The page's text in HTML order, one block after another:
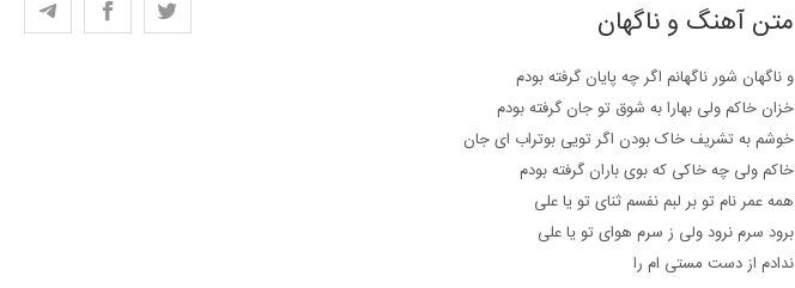
متن آهنگ و ناگهان
و ﻧﺎﮔﻬﺎن ﺷﻮر ﻧﺎﮔﻬﺎﻧﻢ اﮔﺮ ﭼﻪ ﭘﺎﻳﺎن ﮔﺮﻓﺘﻪ ﺑﻮدم
ﺧﺰان ﺧﺎﻛﻢ وﻟﻰ ﺑﻬﺎرا ﺑﻪ ﺷﻮق ﺗﻮ ﺟﺎن ﮔﺮﻓﺘﻪ ﺑﻮدم
ﺧﻮﺷﻢ ﺑﻪ ﺗﺸﺮﻳﻒ ﺧﺎک ﺑﻮدن اﮔﺮ ﺗﻮﻳﻰ ﺑﻮﺗﺮاب ای ﺟﺎن
ﺧﺎﻛﻢ وﻟﻰ ﭼﻪ ﺧﺎﻛﻰ ﻛﻪ ﺑﻮی ﺑﺎران ﮔﺮﻓﺘﻪ ﺑﻮدم
ﻫﻤﻪ ﻋﻤﺮ ﻧﺎم ﺗﻮ ﺑﺮ ﻟﺒﻢ ﻧﻔﺴﻢ ﺛﻨﺎی ﺗﻮ ﻳﺎ ﻋﻠﻰ
ﺑﺮود ﺳﺮم ﻧﺮود وﻟﻰ ز ﺳﺮم ﻫﻮای ﺗﻮ ﻳﺎ ﻋﻠﻰ
ﻧﺪادم از دﺳﺖ ﻣﺴﺘﻰ ام را